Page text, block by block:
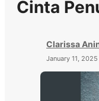
Cinta
Clarissa
January 11, 2025